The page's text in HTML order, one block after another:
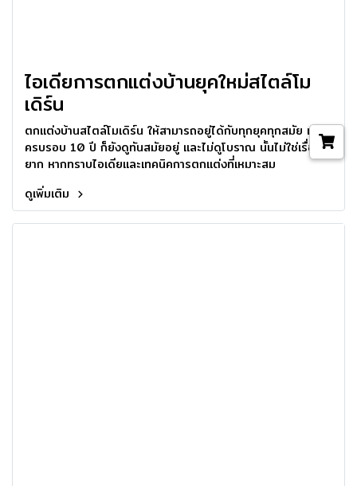
ไอเดียการตกแต่งบ้านยุคใหม่สไตล์โม
เดิร์น
ตกแต่งบ้านสไตล์โมเดิร์น ให้สามารถอยู่ได้กับทุกยุคทุกสมัย แม้
ครบรอบ 10 ปี ก็ยังดูทันสมัยอยู่ และไม่ดูโบราณ นั้นไม่ใช่เรื่อง
ยาก หากทราบไอเดียและเทคนิคการตกแต่งที่เหมาะสม
ดูเพิ่มเติม